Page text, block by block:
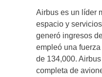
Airbus es un líder
espacio y
generó ingresos
empleó una
de 134,000.
completa de